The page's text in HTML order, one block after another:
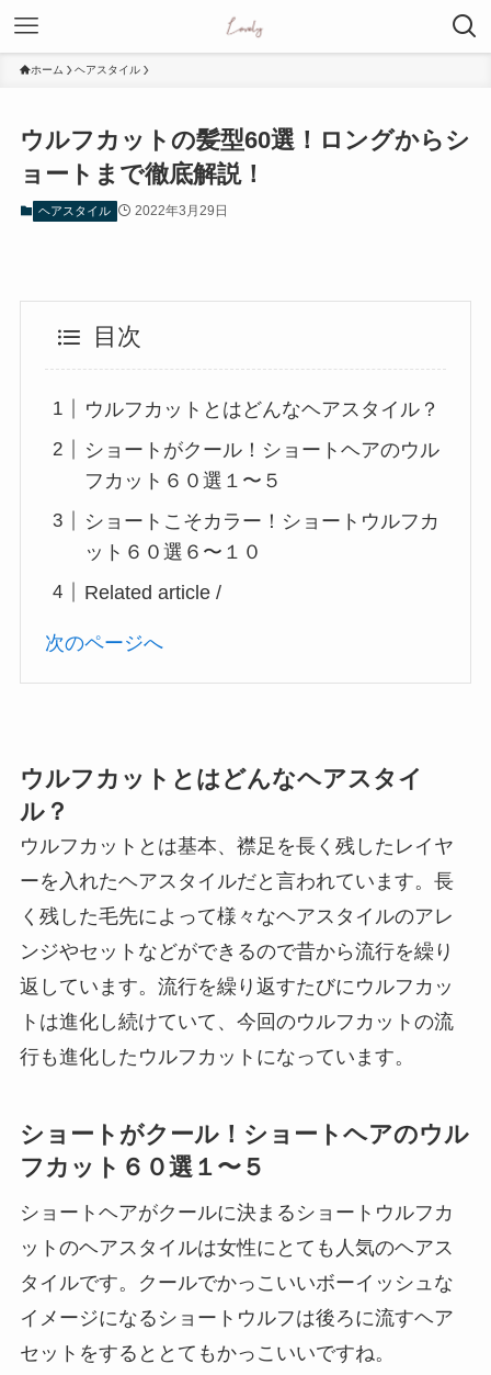
ホーム ヘアスタイル
ウルフカットの髪型60選！ロングからシ
ョートまで徹底解説！
ヘアスタイル 2022年3月29日
目次
ウルフカットとはどんなヘアスタイル？
ショートがクール！ショートヘアのウル
フカット６０選１〜５
ショートこそカラー！ショートウルフカ
ット６０選６〜１０
Related article /
次のページへ
ウルフカットとはどんなヘアスタイ
ル？
ウルフカットとは基本、襟足を長く残したレイヤ
ーを入れたヘアスタイルだと言われています。長
く残した毛先によって様々なヘアスタイルのアレ
ンジやセットなどができるので昔から流行を繰り
返しています。流行を繰り返すたびにウルフカッ
トは進化し続けていて、今回のウルフカットの流
行も進化したウルフカットになっています。
ショートがクール！ショートヘアのウル
フカット６０選１〜５
ショートヘアがクールに決まるショートウルフカ
ットのヘアスタイルは女性にとても人気のヘアス
タイルです。クールでかっこいいボーイッシュな
イメージになるショートウルフは後ろに流すヘア
セットをするととてもかっこいいですね。